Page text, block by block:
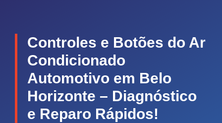
Controles e Botões do Ar
Condicionado
Automotivo em Belo
Horizonte – Diagnóstico
e Reparo Rápidos!